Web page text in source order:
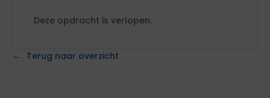
Deze opdracht is verlopen.
Terug naar overzicht